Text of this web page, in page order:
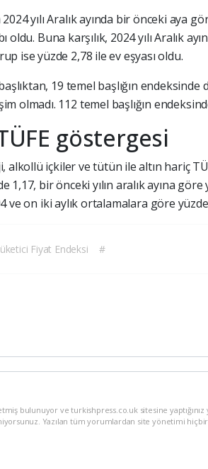
2024yılıAralıkayında birönceki aya
oldu. Buna karşılık, 2024yılıAralık
iseyüzde 2,78 ileeveşyasıoldu.
19 temel başlığın endeksinde
olmadı. 112 temel başlığın
göstergesi
alkollü içkilervetütün ilealtın hariç
1,17, birönceki yılın aralıkayına göre
veon ikiaylıkortalamalara göre
Fiyat Endeksi #
bulunuyor ve turkishpress.co.uk sitesine
Yazılan tüm yorumlardan site yönetimi